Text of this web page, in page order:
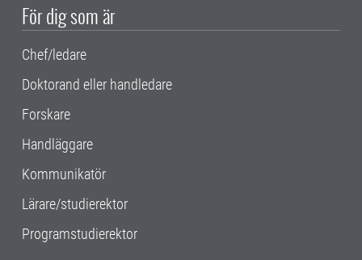
För dig som är
Chef/ledare
Doktorand eller handledare
Forskare
Handläggare
Kommunikatör
Lärare/studierektor
Programstudierektor